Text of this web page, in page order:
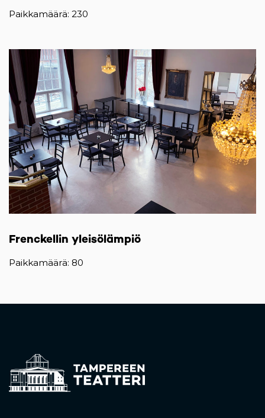
Paikkamäärä: 230
Frenckellin yleisölämpiö
Paikkamäärä: 80